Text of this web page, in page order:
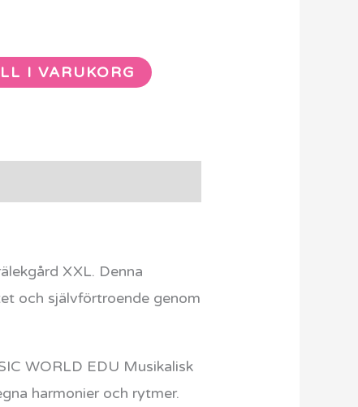
I VARUKORG
XXL. Denna
och självförtroende genom
WORLD EDU Musikalisk
harmonier och rytmer.